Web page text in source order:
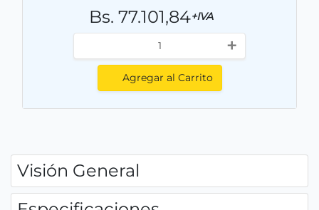
Bs. 77.101,84+IVA
+
Agregar al Carrito
Visión General